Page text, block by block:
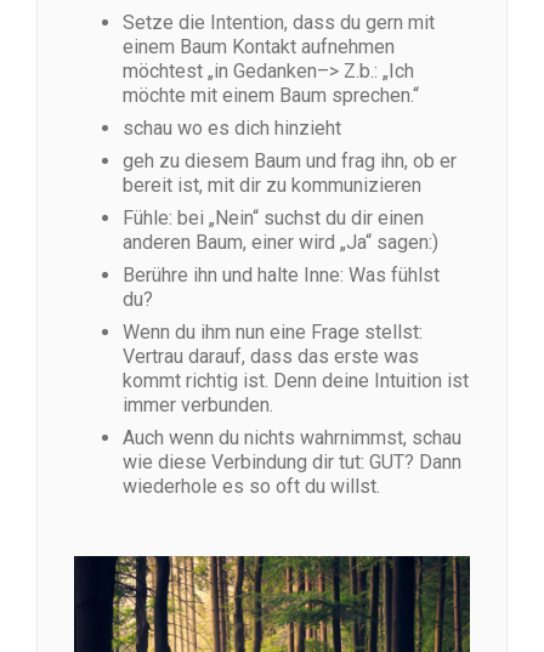
Setze die Intention, dass du gern mit
einem Baum Kontakt aufnehmen
möchtest „in Gedanken–> Z.b.: „Ich
möchte mit einem Baum sprechen.“
schau wo es dich hinzieht
geh zu diesem Baum und frag ihn, ob er
bereit ist, mit dir zu kommunizieren
Fühle: bei „Nein“ suchst du dir einen
anderen Baum, einer wird „Ja“ sagen:)
Berühre ihn und halte Inne: Was fühlst
du?
Wenn du ihm nun eine Frage stellst:
Vertrau darauf, dass das erste was
kommt richtig ist. Denn deine Intuition ist
immer verbunden.
Auch wenn du nichts wahrnimmst, schau
wie diese Verbindung dir tut: GUT? Dann
wiederhole es so oft du willst.